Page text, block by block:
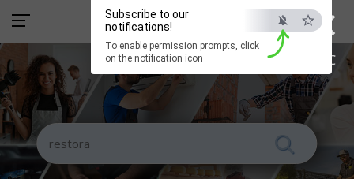
×
ESC
Subscribe to our
notifications!
To enable permission prompts, click
on the notification icon